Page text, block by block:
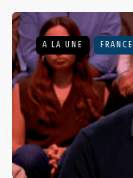
A LA UNE FRANCE